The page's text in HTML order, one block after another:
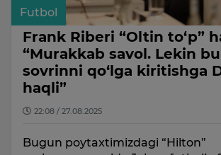
Futbol
Frank Riberi “Oltin to‘p”
“Murakkab savol. Lekin
sovrinni qo‘lga kiritishga
haqli”
22:08 / 27.08.2025
Bugun poytaxtimizdagi “Hilton”